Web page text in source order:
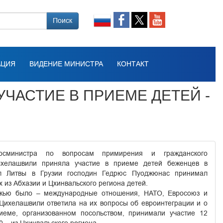
Поиск
ВИДЕНИЕ МИНИСТРА КОНТАКТ
В ПРИЕМЕ ДЕТЕЙ -
по вопросам примирения и гражданского
приняла участие в приеме детей беженцев в
Литвы в Грузии господин Гедрюс Пуоджюнас принимал
Абхазии и Цхинвальского региона детей.
было – международные отношения, НАТО, Евросоюз и
ответила на их вопросы об евроинтеграции и о
организованном посольством, принимали участие 12